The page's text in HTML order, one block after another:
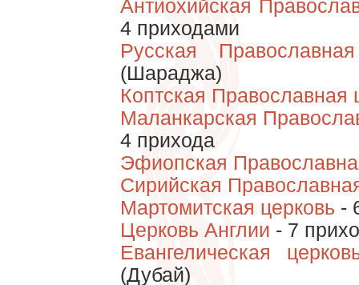
Антиохийская
4 приходами
Русская
(Шараджа)
Коптская Православная
Маланкарская
4 прихода
Эфиопская
Сирийская
Мартомитская церковь -
Церковь Англии - 7
Евангелическая
(Дубай)